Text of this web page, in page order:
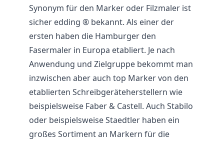
Synonym für den Marker oder Filzmaler ist
sicher edding ® bekannt. Als einer der
ersten haben die Hamburger den
Fasermaler in Europa etabliert. Je nach
Anwendung und Zielgruppe bekommt man
inzwischen aber auch top Marker von den
etablierten Schreibgeräteherstellern wie
beispielsweise Faber & Castell. Auch Stabilo
oder beispielsweise Staedtler haben ein
großes Sortiment an Markern für die